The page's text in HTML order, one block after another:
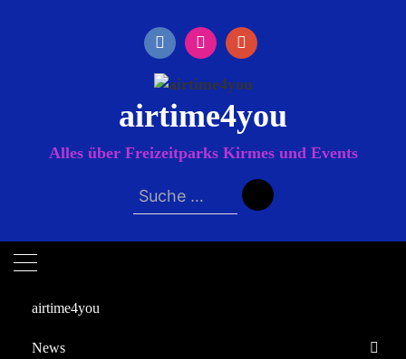
airtime4you
Alles über Freizeitparks Kirmes und Events
Suche
nach:
airtime4you
News